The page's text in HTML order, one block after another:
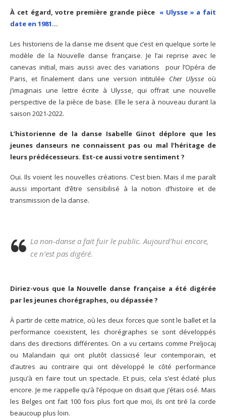
À cet égard, votre première grande pièce « Ulysse » a fait
date en 1981…
Les historiens de la danse me disent que c’est en quelque sorte le
modèle de la Nouvelle danse française. Je l’ai reprise avec le
canevas initial, mais aussi avec des variations pour l’Opéra de
Paris, et finalement dans une version intitulée Cher Ulysse où
j’imaginais une lettre écrite à Ulysse, qui offrait une nouvelle
perspective de la pièce de base. Elle le sera à nouveau durant la
saison 2021-2022.
L’historienne de la danse Isabelle Ginot déplore que les
jeunes danseurs ne connaissent pas ou mal l’héritage de
leurs prédécesseurs. Est-ce aussi votre sentiment ?
Oui. Ils voient les nouvelles créations. C’est bien. Mais il me paraît
aussi important d’être sensibilisé à la notion d’histoire et de
transmission de la danse.
La non-danse a fait fuir le public. Aujourd’hui encore,
ce n’est pas digéré.
Diriez-vous que la Nouvelle danse française a été digérée
par les jeunes chorégraphes, ou dépassée ?
À partir de cette matrice, où les deux forces que sont le ballet et la
performance coexistent, les chorégraphes se sont développés
dans des directions différentes. On a vu certains comme Preljocaj
ou Malandain qui ont plutôt classicisé leur contemporain, et
d’autres au contraire qui ont développé le côté performance
jusqu’à en faire tout un spectacle. Et puis, cela s’est éclaté plus
encore. Je me rappelle qu’à l’époque on disait que j’étais osé. Mais
les Belges ont fait 100 fois plus fort que moi, ils ont tiré la corde
beaucoup plus loin.